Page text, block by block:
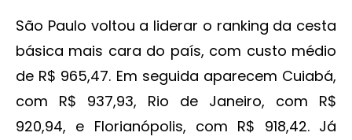
São Paulo voltou a liderar o ranking da cesta
básica mais cara do país, com custo médio
de R$ 965,47. Em seguida aparecem Cuiabá,
com R$ 937,93, Rio de Janeiro, com R$
920,94, e Florianópolis, com R$ 918,42. Já